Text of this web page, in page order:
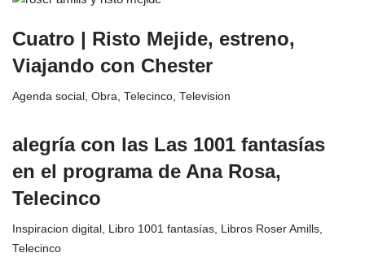
Cuatro | Risto Mejide, estreno,
Viajando con Chester
Agenda social , Obra, Telecinco, Television
alegría con las Las 1001 fantasías
en el programa de Ana Rosa,
Telecinco
Inspiracion digital , Libro 1001 fantasías, Libros Roser Amills,
Telecinco